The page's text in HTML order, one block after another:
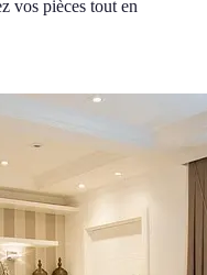
vos pièces tout en